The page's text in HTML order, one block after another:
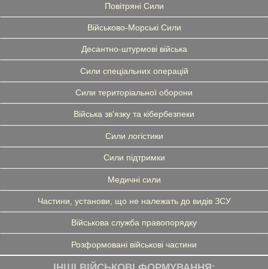
Повітряні Сили
Військово-Морські Сили
Десантно-штурмові війська
Сили спеціальних операцій
Сили територіальної оборони
Війська зв'язку та кібербезпеки
Сили логістики
Сили підтримки
Медичні сили
Частини, установи, що не належать до видів ЗСУ
Військова служба правопорядку
Розформовані військові частини